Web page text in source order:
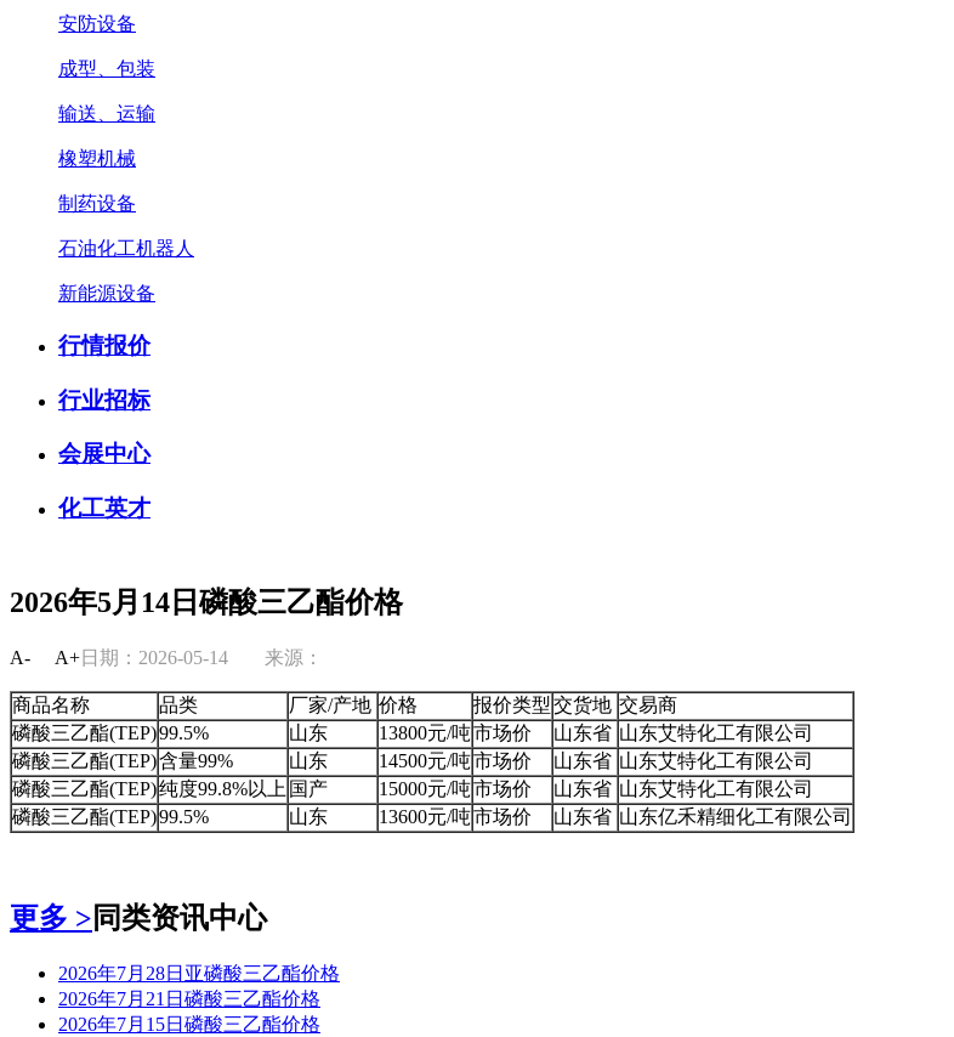
安防设备
成型、包装
输送、运输
橡塑机械
制药设备
石油化工机器人
新能源设备
行情报价
行业招标
会展中心
化工英才
2026年5月14日磷酸三乙酯价格
A- A+日期：2026-05-14 来源：
商品名称 品类 厂家/产地 价格 报价类型交货地 交易商
磷酸三乙酯(TEP)99.5% 山东 13800元/吨市场价 山东省 山东艾特化工有限公司
磷酸三乙酯(TEP)含量99% 山东 14500元/吨市场价 山东省 山东艾特化工有限公司
磷酸三乙酯(TEP)纯度99.8%以上 国产 15000元/吨市场价 山东省 山东艾特化工有限公司
磷酸三乙酯(TEP)99.5% 山东 13600元/吨市场价 山东省 山东亿禾精细化工有限公司
更多 >同类资讯中心
2026年7月28日亚磷酸三乙酯价格
2026年7月21日磷酸三乙酯价格
2026年7月15日磷酸三乙酯价格